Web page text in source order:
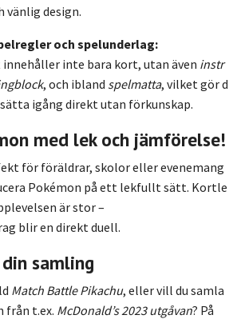
vänlig design.
och spelunderlag:
innehåller inte bara kort, utan även instr
, och ibland spelmatta, vilket görd
sätta igång direkt utan förkunskap.
med lek och jämförelse!
för föräldrar, skolorellerevenemang
Pokémon på ett lekfullt sätt. Kortle
ärstor –
bliren direkt duell.
din samling
Match BattlePikachu, ellervill du samla
från t.ex. McDonald’s2023utgåvan? På